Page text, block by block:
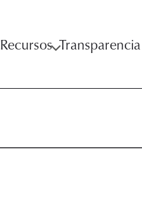
Recursos Transparencia